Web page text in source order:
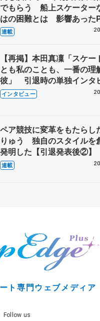
でもらう 船上スケーター
はの困難とは 影響あった
キャプテン松永さんの存在
連載
【再掲】本田真凜「スケー
とも私のことも、一番の理
彼」 引退時の単独インタ
で語った競技人生や家族、
これからの夢…
インタビュー
ペア競技に変革をもたらし
りゅう 独自のスタイルを
発明した【引退発表後②】
連載
ト専門ウェブメディア
Follow us